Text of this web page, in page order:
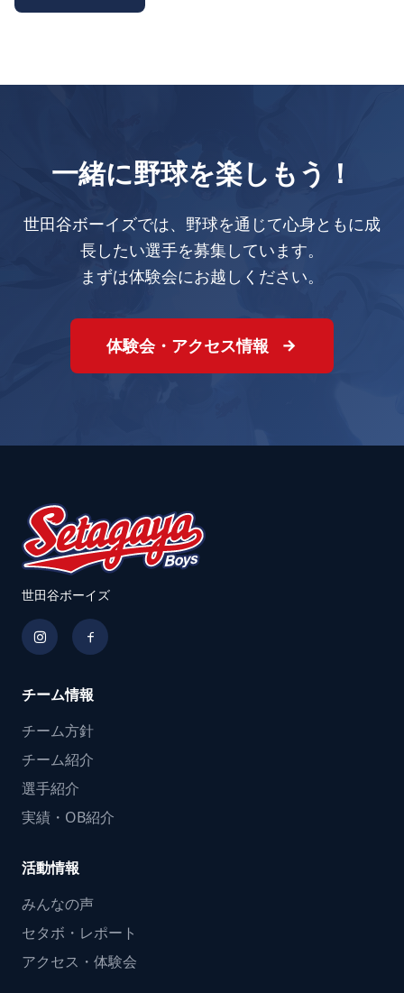
一緒に野球を楽しもう！
世田谷ボーイズでは、野球を通じて心身ともに成
長したい選手を募集しています。
まずは体験会にお越しください。
体験会・アクセス情報
世田谷ボーイズ
チーム情報
チーム方針
チーム紹介
選手紹介
実績・OB紹介
活動情報
みんなの声
セタボ・レポート
アクセス・体験会